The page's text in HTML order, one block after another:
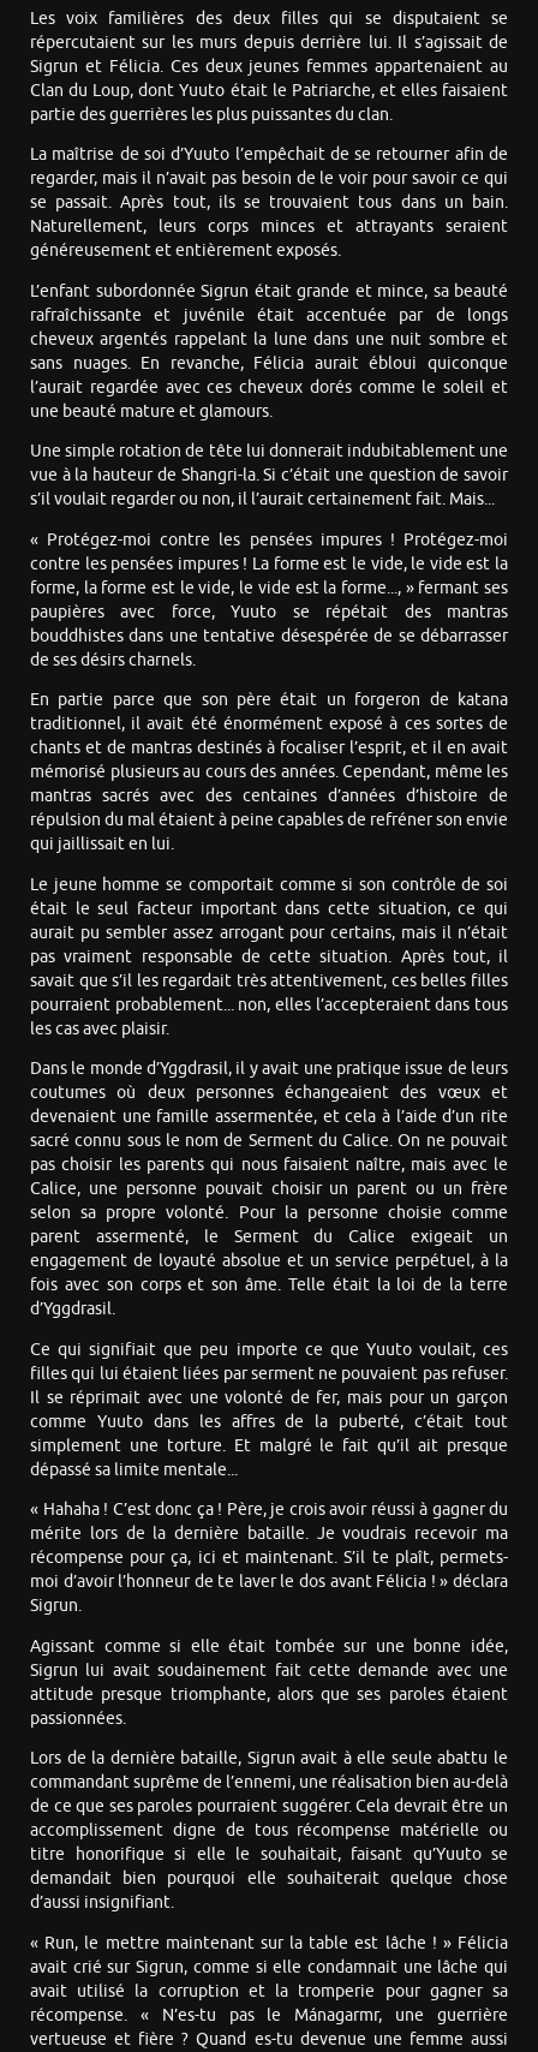
Les voix familières des deux filles qui se disputaient se
répercutaient sur les murs depuis derrière lui. Il s’agissait de
Sigrun et Félicia. Ces deux jeunes femmes appartenaient au
Clan du Loup, dont Yuuto était le Patriarche, et elles faisaient
partie des guerrières les plus puissantes du clan.
La maîtrise de soi d’Yuuto l’empêchait de se retourner afin de
regarder, mais il n’avait pas besoin de le voir pour savoir ce qui
se passait. Après tout, ils se trouvaient tous dans un bain.
Naturellement, leurs corps minces et attrayants seraient
généreusement et entièrement exposés.
L’enfant subordonnée Sigrun était grande et mince, sa beauté
rafraîchissante et juvénile était accentuée par de longs
cheveux argentés rappelant la lune dans une nuit sombre et
sans nuages. En revanche, Félicia aurait ébloui quiconque
l’aurait regardée avec ces cheveux dorés comme le soleil et
une beauté mature et glamours.
Une simple rotation de tête lui donnerait indubitablement une
vue à la hauteur de Shangri-la. Si c’était une question de savoir
s’il voulait regarder ou non, il l’aurait certainement fait. Mais...
« Protégez-moi contre les pensées impures ! Protégez-moi
contre les pensées impures ! La forme est le vide, le vide est la
forme, la forme est le vide, le vide est la forme..., » fermant ses
paupières avec force, Yuuto se répétait des mantras
bouddhistes dans une tentative désespérée de se débarrasser
de ses désirs charnels.
En partie parce que son père était un forgeron de katana
traditionnel, il avait été énormément exposé à ces sortes de
chants et de mantras destinés à focaliser l’esprit, et il en avait
mémorisé plusieurs au cours des années. Cependant, même les
mantras sacrés avec des centaines d’années d’histoire de
répulsion du mal étaient à peine capables de refréner son envie
qui jaillissait en lui.
Le jeune homme se comportait comme si son contrôle de soi
était le seul facteur important dans cette situation, ce qui
aurait pu sembler assez arrogant pour certains, mais il n’était
pas vraiment responsable de cette situation. Après tout, il
savait que s’il les regardait très attentivement, ces belles filles
pourraient probablement... non, elles l’accepteraient dans tous
les cas avec plaisir.
Dans le monde d’Yggdrasil, il y avait une pratique issue de leurs
coutumes où deux personnes échangeaient des vœux et
devenaient une famille assermentée, et cela à l’aide d’un rite
sacré connu sous le nom de Serment du Calice. On ne pouvait
pas choisir les parents qui nous faisaient naître, mais avec le
Calice, une personne pouvait choisir un parent ou un frère
selon sa propre volonté. Pour la personne choisie comme
parent assermenté, le Serment du Calice exigeait un
engagement de loyauté absolue et un service perpétuel, à la
fois avec son corps et son âme. Telle était la loi de la terre
d’Yggdrasil.
Ce qui signifiait que peu importe ce que Yuuto voulait, ces
filles qui lui étaient liées par serment ne pouvaient pas refuser.
Il se réprimait avec une volonté de fer, mais pour un garçon
comme Yuuto dans les affres de la puberté, c’était tout
simplement une torture. Et malgré le fait qu’il ait presque
dépassé sa limite mentale...
« Hahaha ! C’est donc ça ! Père, je crois avoir réussi à gagner du
mérite lors de la dernière bataille. Je voudrais recevoir ma
récompense pour ça, ici et maintenant. S’il te plaît, permets-
moi d’avoir l’honneur de te laver le dos avant Félicia ! » déclara
Sigrun.
Agissant comme si elle était tombée sur une bonne idée,
Sigrun lui avait soudainement fait cette demande avec une
attitude presque triomphante, alors que ses paroles étaient
passionnées.
Lors de la dernière bataille, Sigrun avait à elle seule abattu le
commandant suprême de l’ennemi, une réalisation bien au-delà
de ce que ses paroles pourraient suggérer. Cela devrait être un
accomplissement digne de tous récompense matérielle ou
titre honorifique si elle le souhaitait, faisant qu’Yuuto se
demandait bien pourquoi elle souhaiterait quelque chose
d’aussi insignifiant.
« Run, le mettre maintenant sur la table est lâche ! » Félicia
avait crié sur Sigrun, comme si elle condamnait une lâche qui
avait utilisé la corruption et la tromperie pour gagner sa
récompense. « N’es-tu pas le Mánagarmr, une guerrière
vertueuse et fière ? Quand es-tu devenue une femme aussi